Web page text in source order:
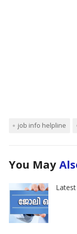
job info helpline
You May